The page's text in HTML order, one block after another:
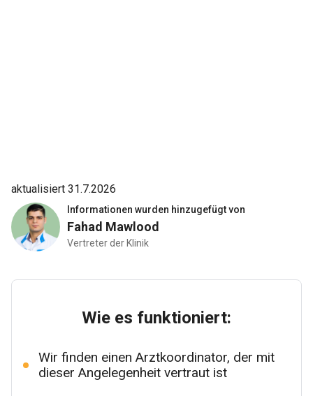
Informationen wurden hinzugefügt von
Fahad Mawlood
Vertreter der Klinik
aktualisiert 31.7.2026
Wie es funktioniert:
Wir finden einen Arztkoordinator, der mit
dieser Angelegenheit vertraut ist